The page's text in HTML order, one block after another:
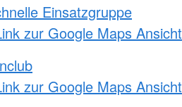
Einsatzgruppe
zur Google Maps Ansicht
zur Google Maps Ansicht